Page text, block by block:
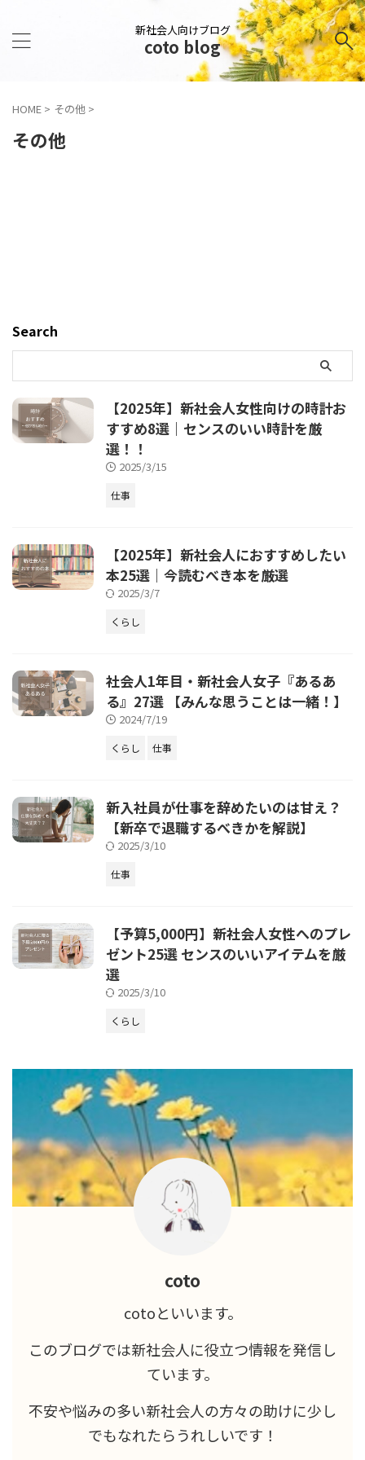
新社会人向けブログ
coto blog
HOME > その他 >
その他
Search
【2025年】新社会人女性向けの時計お
すすめ8選｜センスのいい時計を厳
選！！
2025/3/15
仕事
【2025年】新社会人におすすめしたい
本25選｜今読むべき本を厳選
2025/3/7
くらし
社会人1年目・新社会人女子『あるあ
る』27選 【みんな思うことは一緒！】
2024/7/19
くらし 仕事
新入社員が仕事を辞めたいのは甘え？
【新卒で退職するべきかを解説】
2025/3/10
仕事
【予算5,000円】新社会人女性へのプレ
ゼント25選 センスのいいアイテムを厳
選
2025/3/10
くらし
coto
cotoといいます。
このブログでは新社会人に役立つ情報を発信し
ています。
不安や悩みの多い新社会人の方々の助けに少し
でもなれたらうれしいです！